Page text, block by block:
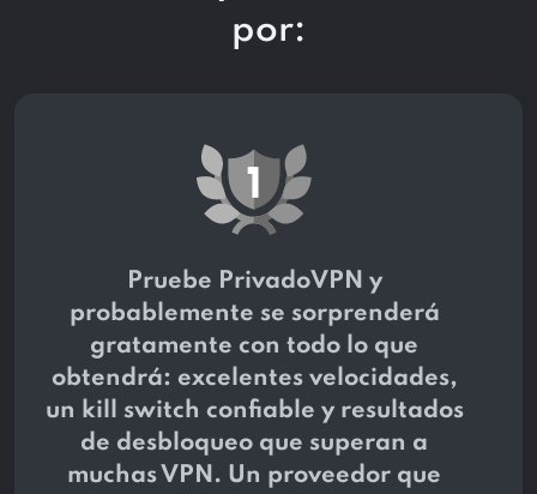
por:
Pruebe PrivadoVPN y
probablemente se sorprenderá
gratamente con todo lo que
obtendrá: excelentes velocidades,
un kill switch confiable y resultados
de desbloqueo que superan a
muchas VPN. Un proveedor que